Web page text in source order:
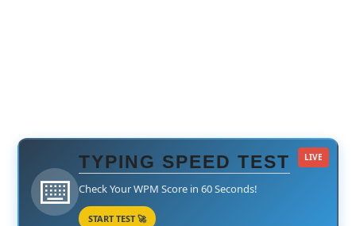
⌨️
TYPING SPEED TEST
Check Your WPM Score in 60 Seconds!
START TEST 🚀
LIVE